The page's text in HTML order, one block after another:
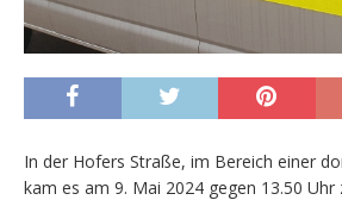
In der Hofers Straße, im Bereich einer
kam es am 9. Mai 2024 gegen 13.50